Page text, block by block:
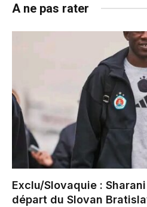
A ne pas rater
Exclu/Slovaquie :
départ du Slovan